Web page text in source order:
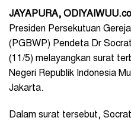
JAYAPURA,
Presiden Persekutuan
(PGBWP) Pendeta Dr
(11/5) melayangkan surat
Negeri Republik Indonesia
Jakarta.
Dalam surat tersebut,